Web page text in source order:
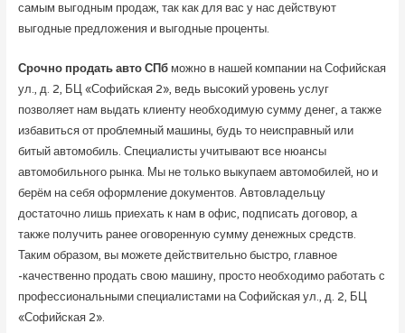
самым выгодным продаж, так как для вас у нас действуют
выгодные предложения и выгодные проценты.
Срочно продать авто СПбможно в нашей компании на Софийская
ул., д. 2, БЦ «Софийская 2», ведь высокий уровень услуг
позволяет нам выдать клиенту необходимую сумму денег, а также
избавиться от проблемный машины, будь то неисправный или
битый автомобиль. Специалисты учитывают все нюансы
автомобильного рынка. Мы не только выкупаем автомобилей, но и
берём на себя оформление документов. Автовладельцу
достаточно лишь приехать к нам в офис, подписать договор, а
также получить ранее оговоренную сумму денежных средств.
Таким образом, вы можете действительно быстро, главное
-качественно продать свою машину, просто необходимо работать с
профессиональными специалистами на Софийская ул., д. 2, БЦ
«Софийская 2».